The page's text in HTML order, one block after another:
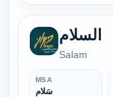
السلام
Salam
MSA
سَلام